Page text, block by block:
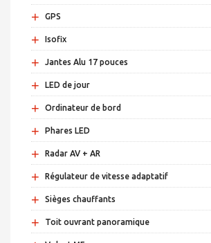
+ GPS
+ Isofix
+ Jantes Alu 17 pouces
+ LED de jour
+ Ordinateur de bord
+ Phares LED
+ Radar AV + AR
+ Régulateur de vitesse adaptatif
+ Sièges chauffants
+ Toit ouvrant panoramique